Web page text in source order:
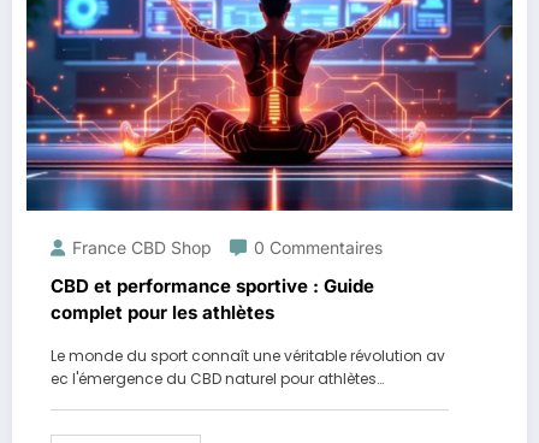
France CBD Shop 0 Commentaires
CBD et performance sportive : Guide
complet pour les athlètes
Le monde du sport connaît une véritable révolution av
ec l'émergence du CBD naturel pour athlètes…